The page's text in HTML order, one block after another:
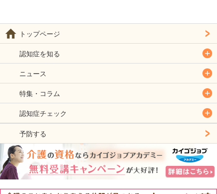
トップページ
認知症を知る
ニュース
特集・コラム
認知症チェック
予防する